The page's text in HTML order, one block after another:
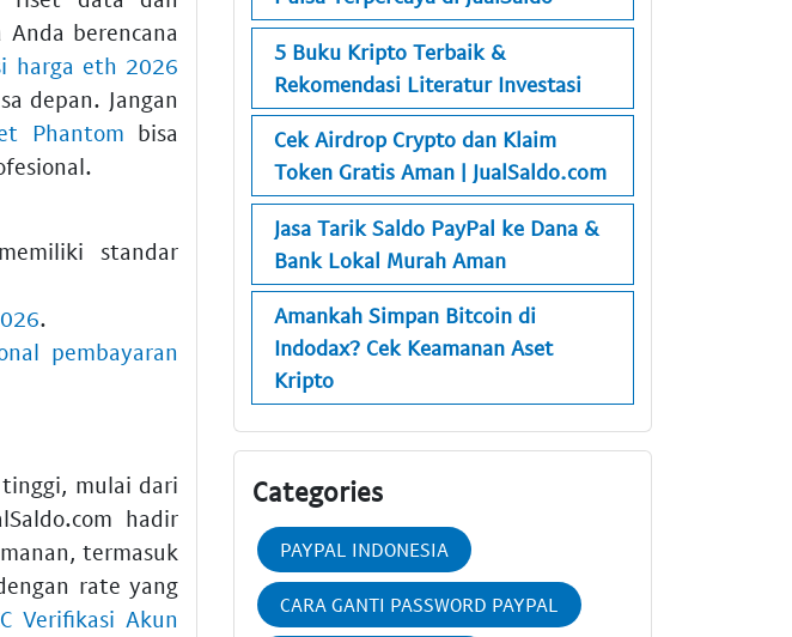
berencana
harga eth 2026
depan. Jangan
Phantom bisa
standar
.
pembayaran
mulai dari
hadir
termasuk
rate yang
Verifikasi Akun
5 Buku Kripto Terbaik &
Rekomendasi Literatur Investasi
Cek Airdrop Crypto dan Klaim
Token Gratis Aman | JualSaldo.com
Jasa Tarik Saldo PayPal ke Dana &
Bank Lokal Murah Aman
Amankah Simpan Bitcoin di
Indodax? Cek Keamanan Aset
Kripto
Categories
PAYPAL INDONESIA
CARA GANTI PASSWORD PAYPAL